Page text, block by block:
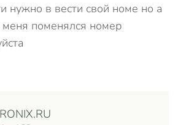
нужно в вести свой номе но а
поменялся номер